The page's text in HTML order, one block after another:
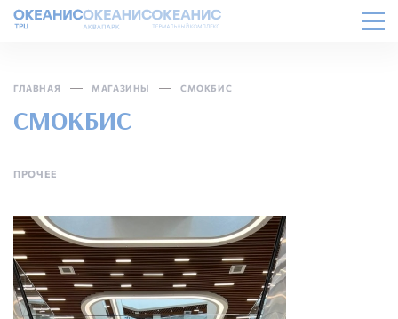
ГЛАВНАЯ МАГАЗИНЫ СМОКБИС
СМОКБИС
ПРОЧЕЕ